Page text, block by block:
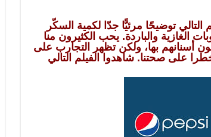
التالي توضيحًا مرئيًّا جدّا لكمية السكّر
الغازية والباردة. يحب الكثيرون منا
أسنانهم بها، ولكن تظهر التجارب على
على صحتنا. شاهدوا الفيلم التالي